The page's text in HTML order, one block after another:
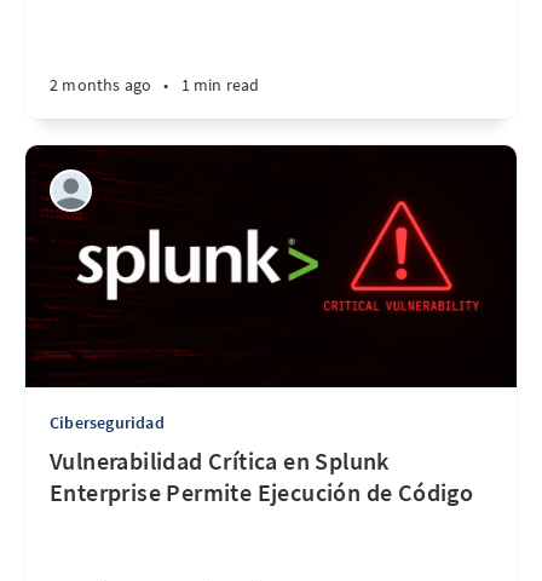
2 months ago • 1 min read
Ciberseguridad
Vulnerabilidad Crítica en Splunk
Enterprise Permite Ejecución de Código